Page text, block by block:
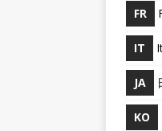
FR
IT
JA
KO